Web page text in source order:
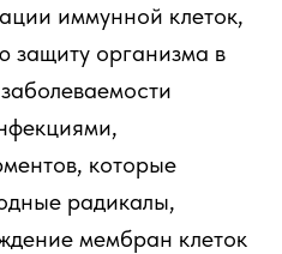
иммунной клеток,
защиту организма в
которые
радикалы,
мембран клеток